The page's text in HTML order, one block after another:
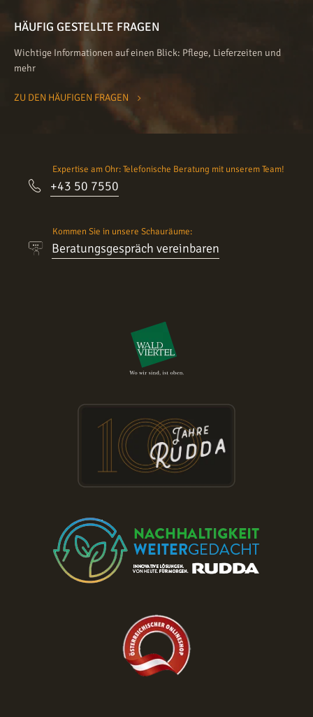
HÄUFIG GESTELLTE FRAGEN
Wichtige Informationen auf einen Blick: Pflege, Lieferzeiten und
mehr
ZU DEN HÄUFIGEN FRAGEN
Expertise am Ohr: Telefonische Beratung mit unserem Team!
+43 50 7550
Kommen Sie in unsere Schauräume:
Beratungsgespräch vereinbaren
Besuchen Sie die RUDDA Schauräume
und entdecken Sie Parkett & Türen zu
reduzierten Preisen!